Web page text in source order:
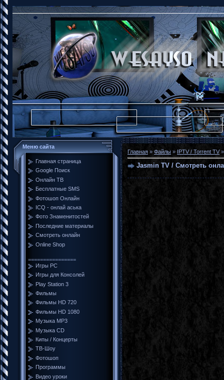
Меню сайта
Главная страница
Google Поиск
Онлайн ТВ
Бесплатные SMS
Фотошоп Онлайн
ICQ - онлай аська
Фото Знаменитостей
Последние материалы
Смотреть онлайн
Online Shop
================
Игры PC
Игры для Консолей
Play Station 3
Фильмы
Фильмы HD 720
Фильмы HD 1080
Музыка MP3
Музыка CD
Кипы / Концерты
ТВ-Шоу
Фотошоп
Программы
Видео уроки
Главная » Файлы » IPTV / Torrent TV
Jasmin TV / Смотреть